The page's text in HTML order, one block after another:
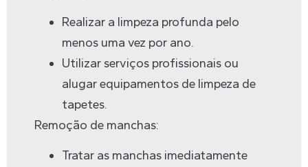
Realizar a limpeza profunda pelo
menos uma vez por ano.
Utilizar serviços profissionais ou
alugar equipamentos de limpeza de
tapetes.
Remoção de manchas:
Tratar as manchas imediatamente